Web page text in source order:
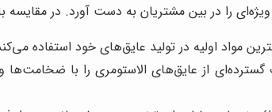
را در بین مشتریان به دست آورد. در
مواد اولیه در تولید عایق‌های خود استفاده
از عایق‌های الاستومری را با ضخامت‌ها